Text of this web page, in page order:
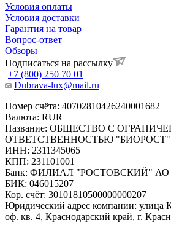
Условия оплаты
Условия доставки
Гарантия на товар
Вопрос-ответ
Обзоры
Подписаться на рассылку
+7 (800) 250 70 01
Dubrava-lux@mail.ru
Номер счёта: 40702810426240001682
Валюта: RUR
Название: ОБЩЕСТВО С
ОТВЕТСТВЕННОСТЬЮ "БИОРОСТ"
ИНН: 2311345065
КПП: 231101001
Банк: ФИЛИАЛ "РОСТОВСКИЙ"
БИК: 046015207
Кор. счёт: 30101810500000000207
Юридический адрес компании: улица
оф. кв. 4, Краснодарский край, г.